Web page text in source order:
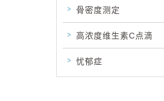
骨密度测定
高浓度维生素C点滴
忧郁症